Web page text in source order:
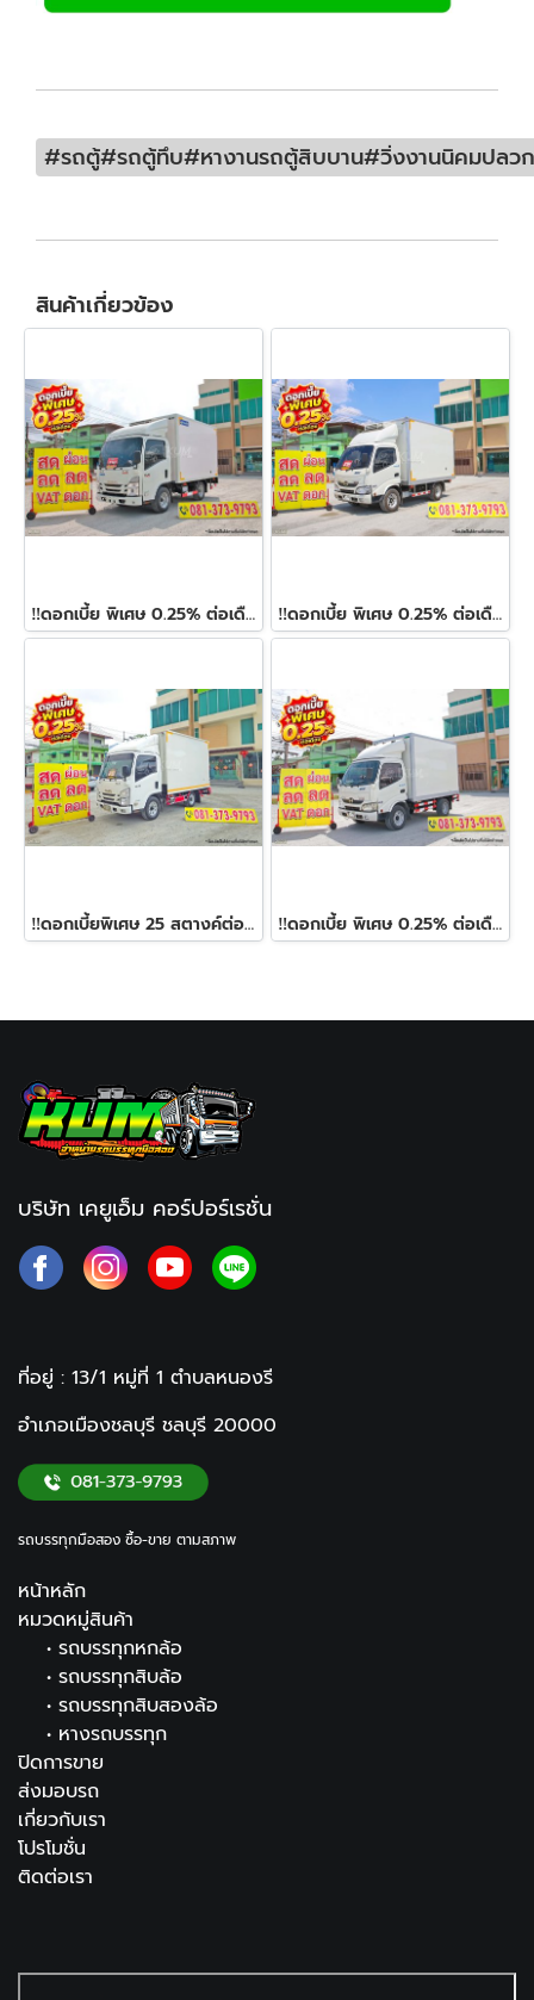
#รถตู้#รถตู้ทึบ#หางานรถตู้สิบบาน#วิ่งงานนิคมปลว
สินค้าเกี่ยวข้อง
‼️ดอกเบี้ย พิเศษ 0.25% ต่อเดือน‼️สี่ล้อตู้เย็น ISUZU NLR 130 แรง ปี 2566 ‼️ดอกเบี้ย พิเศษ 0.25% ต่อเดือน‼️สี่ล้อตู้เย็น HINO XZU 136 แรง ปี 2567
‼️ดอกเบี้ยพิเศษ 25 สตางค์ต่อเดือน‼️สี่ล้อตู้ ISUZU NLR 104 แรง ปี 2563 ‼️ดอกเบี้ย พิเศษ 0.25% ต่อเดือน‼️สี่ล้อตู้ HINO XZU 136 แรง ปี 2563
บริษัท เคยูเอ็ม คอร์ปอร์เรชั่น
ที่อยู่ : 13/1 หมู่ที่ 1 ตำบลหนองรี
อำเภอเมืองชลบุรี ชลบุรี 20000
รถบรรทุกมือสอง ซื้อ-ขาย ตามสภาพ
หน้าหลัก
หมวดหมู่สินค้า
• รถบรรทุกหกล้อ
• รถบรรทุกสิบล้อ
• รถบรรทุกสิบสองล้อ
• หางรถบรรทุก
ปิดการขาย
ส่งมอบรถ
เกี่ยวกับเรา
โปรโมชั่น
ติดต่อเรา